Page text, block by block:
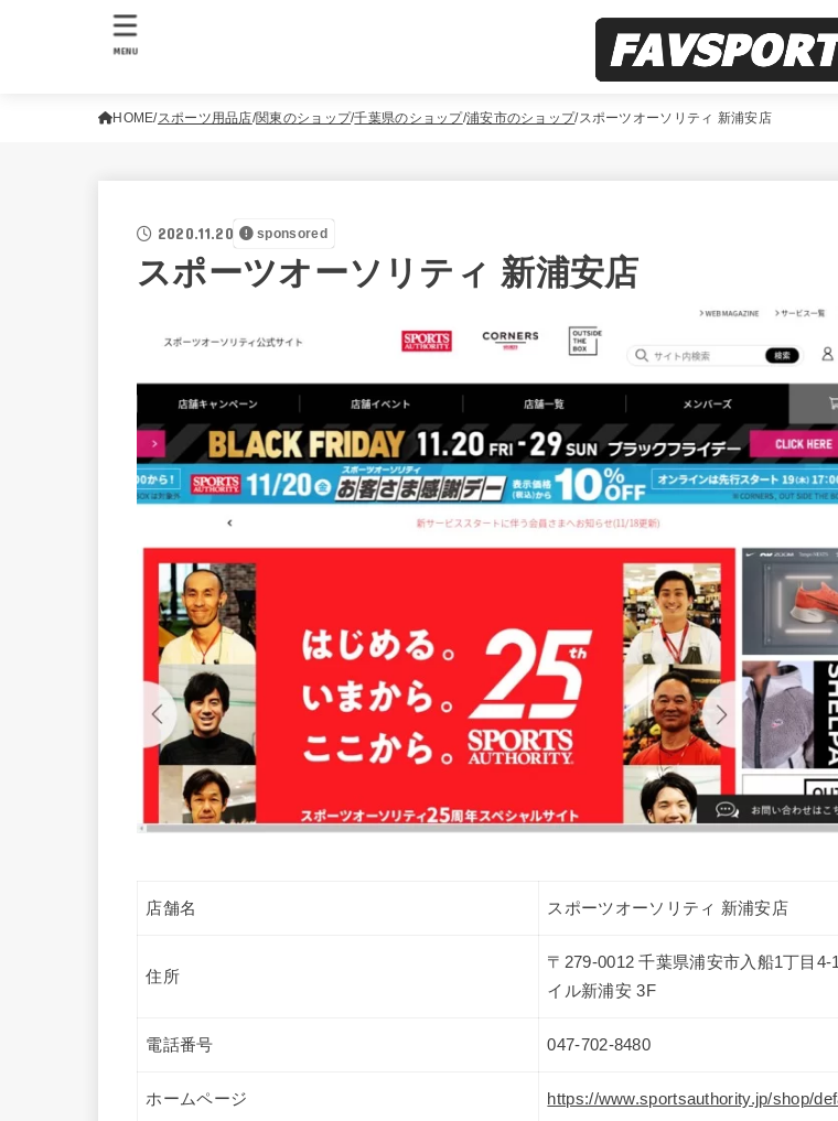
MENU
HOME スポーツ用品店 関東のショップ 千葉県のショップ 浦安市のショップ スポーツオーソリティ 新浦安店
2020.11.20 sponsored
スポーツオーソリティ 新浦安店
店舗名 スポーツオーソリティ 新浦安店
住所
〒279-0012 千葉県浦安市入船1丁目4-
イル新浦安 3F
電話番号 047-702-8480
ホームページ https://www.sportsauthority.jp/shop/